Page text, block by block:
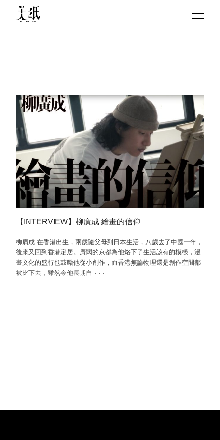
【INTERVIEW】柳廣成 繪畫的信仰
柳廣成 在香港出生，兩歲隨父母到日本生活，八歲去了中國一年，
後來又回到香港定居。廣闊的京都為他烙下了生活該有的模樣，漫
畫文化的盛行也鼓勵他從小創作，而香港無論物理還是創作空間都
被比下去，雖然令他長期自 · · ·